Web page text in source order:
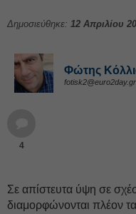
Δημοσιεύθηκε: 12 Απριλίου
Φώτης
fotisk2@euro2day.gr
4
Σε απίστευτα ύψη σε
διαμορφώνονται πλέον